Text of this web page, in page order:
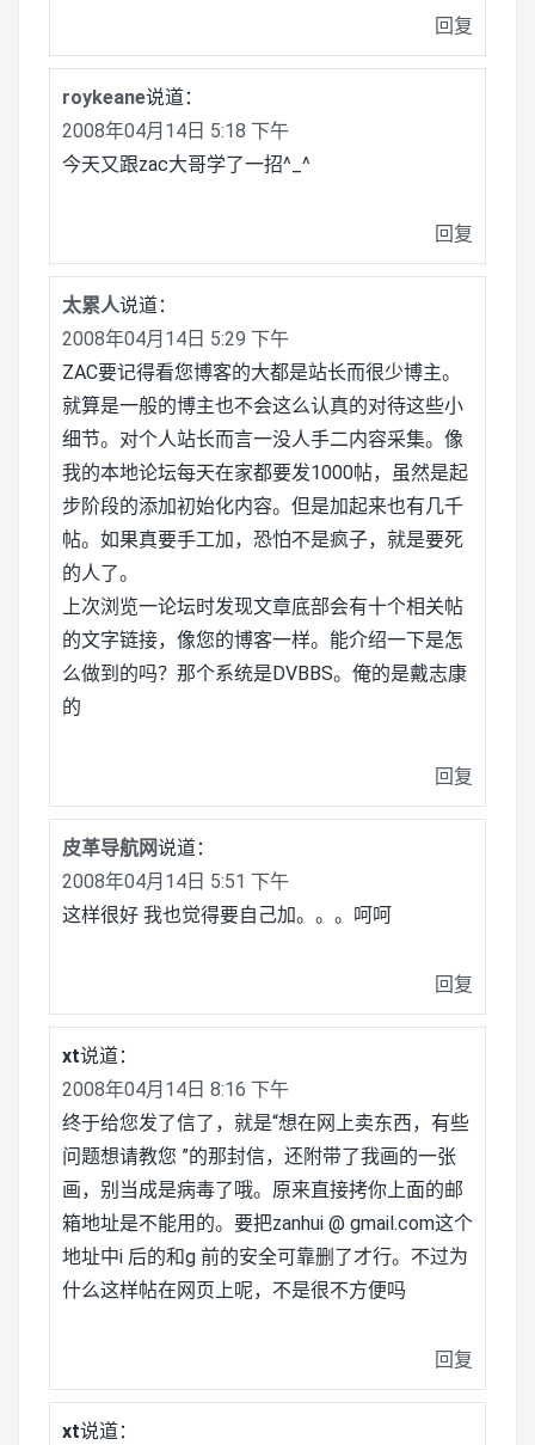
回复
roykeane说道：
2008年04月14日 5:18 下午
今天又跟zac大哥学了一招^_^
回复
太累人说道：
2008年04月14日 5:29 下午
ZAC要记得看您博客的大都是站长而很少博主。
就算是一般的博主也不会这么认真的对待这些小
细节。对个人站长而言一没人手二内容采集。像
我的本地论坛每天在家都要发1000帖，虽然是起
步阶段的添加初始化内容。但是加起来也有几千
帖。如果真要手工加，恐怕不是疯子，就是要死
的人了。
上次浏览一论坛时发现文章底部会有十个相关帖
的文字链接，像您的博客一样。能介绍一下是怎
么做到的吗？那个系统是DVBBS。俺的是戴志康
的
回复
皮革导航网说道：
2008年04月14日 5:51 下午
这样很好 我也觉得要自己加。。。呵呵
回复
xt说道：
2008年04月14日 8:16 下午
终于给您发了信了，就是“想在网上卖东西，有些
问题想请教您 ”的那封信，还附带了我画的一张
画，别当成是病毒了哦。原来直接拷你上面的邮
箱地址是不能用的。要把zanhui @ gmail.com这个
地址中i 后的和g 前的安全可靠删了才行。不过为
什么这样帖在网页上呢，不是很不方便吗
回复
xt说道：